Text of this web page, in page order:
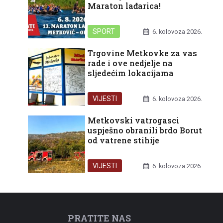
Maraton lađarica!
SPORT 6. kolovoza 2026.
Trgovine Metkovke za vas
rade i ove nedjelje na
sljedećim lokacijama
VIJESTI 6. kolovoza 2026.
Metkovski vatrogasci
uspješno obranili brdo Borut
od vatrene stihije
VIJESTI 6. kolovoza 2026.
PRATITE NAS